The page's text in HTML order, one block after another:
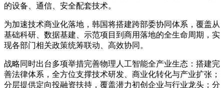
的设备、通信、安全配套技术。
为加速技术商业化落地，韩国将搭建跨部委协同体系，覆盖从
基础科研、数据基建、示范项目到商用落地的全生命周期，实
现各部门相关政策统筹联动、高效协同。
战略同时出台多项举措完善物理人工智能全产业生态：搭建完
善法律体系，全方位支撑技术研发、商业化转化与产业扩张；
分层提供定向投融资扶持，覆盖潜力初创企业与行业龙头；分